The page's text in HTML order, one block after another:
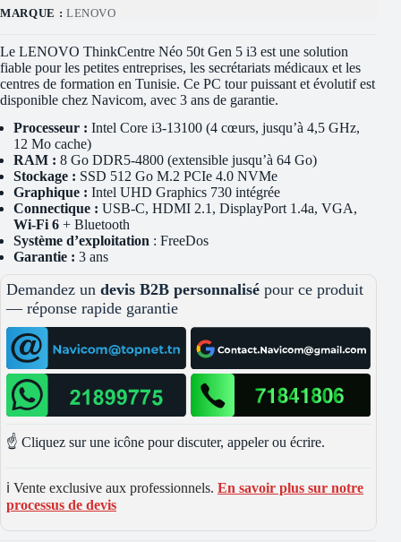
MARQUE : LENOVO
Le LENOVO ThinkCentre Néo 50t Gen 5 i3 est une solution
fiable pour les petites entreprises, les secrétariats médicaux et les
centres de formation en Tunisie. Ce PC tour puissant et évolutif est
disponible chez Navicom, avec 3 ans de garantie.
Processeur : Intel Core i3-13100 (4 cœurs, jusqu’à 4,5 GHz,
12 Mo cache)
RAM : 8 Go DDR5-4800 (extensible jusqu’à 64 Go)
Stockage : SSD 512 Go M.2 PCIe 4.0 NVMe
Graphique : Intel UHD Graphics 730 intégrée
Connectique : USB-C, HDMI 2.1, DisplayPort 1.4a, VGA,
Wi-Fi 6 + Bluetooth
Système d’exploitation : FreeDos
Garantie : 3 ans
Demandez un devis B2B personnalisé pour ce produit
— réponse rapide garantie
☝️ Cliquez sur une icône pour discuter, appeler ou écrire.
ℹ️ Vente exclusive aux professionnels. En savoir plus sur notre
processus de devis